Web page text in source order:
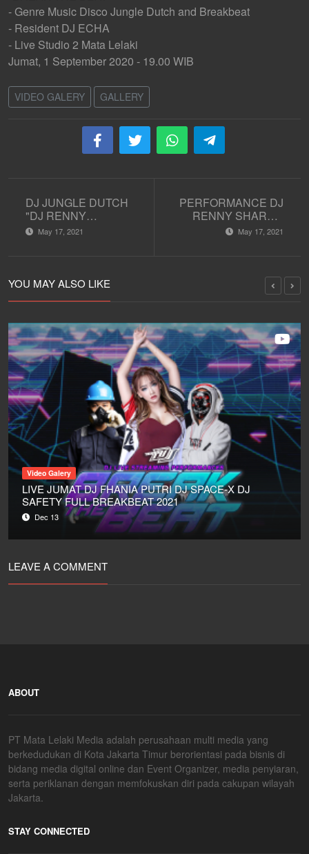
- Genre Music Disco Jungle Dutch and Breakbeat
- Resident DJ ECHA
- Live Studio 2 Mata Lelaki
Jumat, 1 September 2020 - 19.00 WIB
VIDEO GALERY GALLERY
DJ JUNGLE DUTCH
"DJ RENNY
SHARON" STUDIO 2
May 17, 2021
PERFORMANCE DJ
RENNY SHARON
BREAKBEAT &
May 17, 2021
YOU MAY ALSO LIKE
Video Galery
LIVE JUMAT DJ FHANIA PUTRI DJ SPACE-X DJ
SAFETY FULL BREAKBEAT 2021
Dec 13
LEAVE A COMMENT
ABOUT
PT Mata Lelaki Media adalah perusahaan multi media yang
berkedudukan di Kota Jakarta Timur berorientasi pada bisnis di
bidang media digital online dan Event Organizer, media penyiaran,
serta periklanan dengan memfokuskan diri pada cakupan wilayah
Jakarta.
STAY CONNECTED